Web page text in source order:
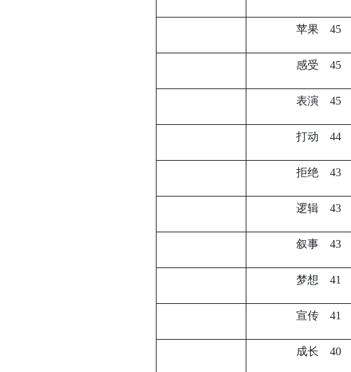
苹果 45
感受 45
表演 45
打动 44
拒绝 43
逻辑 43
叙事 43
梦想 41
宣传 41
成长 40